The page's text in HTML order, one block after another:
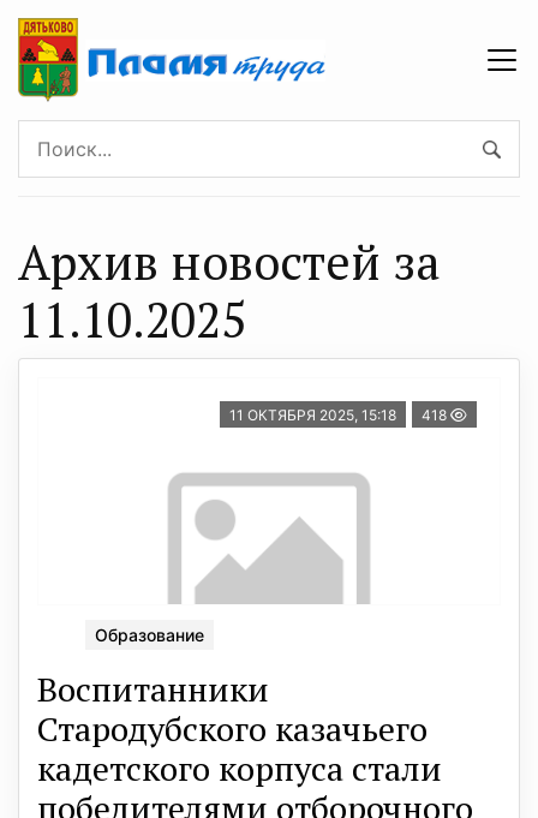
Архив новостей за
11.10.2025
11 ОКТЯБРЯ 2025, 15:18 418
Образование
Воспитанники
Стародубского казачьего
кадетского корпуса стали
победителями отборочного